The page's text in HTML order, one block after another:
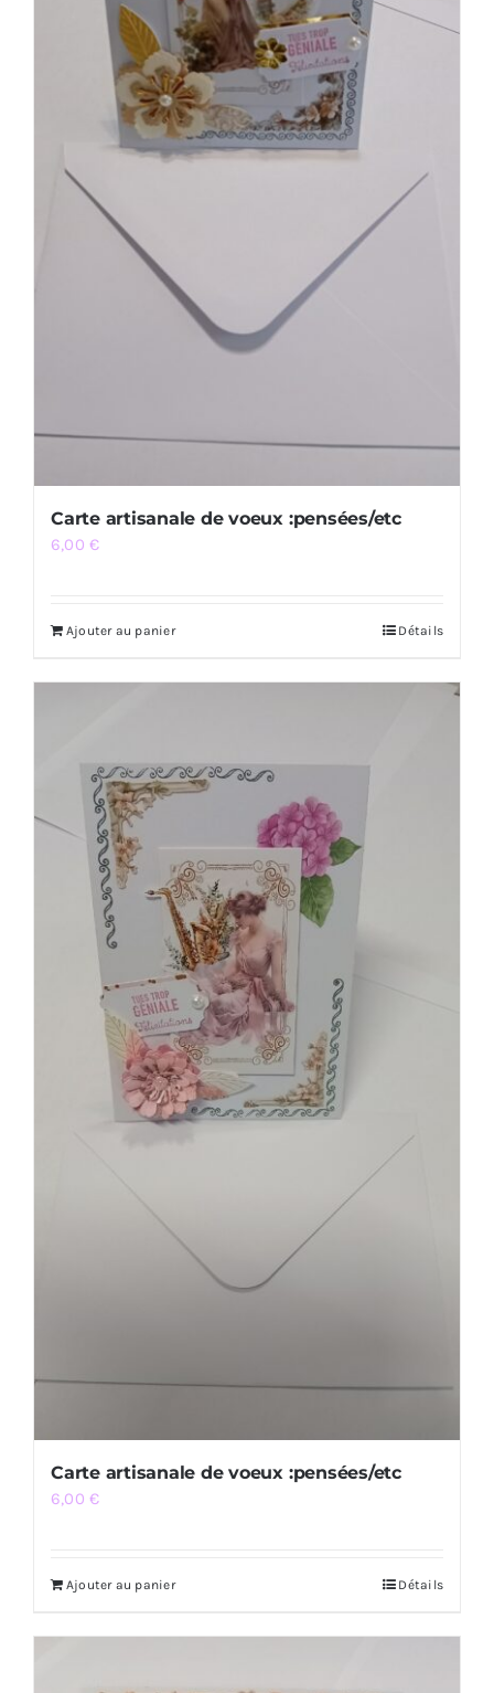
Carte artisanale de voeux :pensées/etc
6,00€
Ajouter au panier Détails
Carte artisanale de voeux :pensées/etc
6,00€
Ajouter au panier Détails